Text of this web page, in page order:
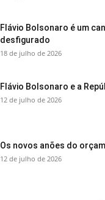
Flávio Bolsonaro é um
desfigurado
18 de julho de 2026
Flávio Bolsonaro e a
12 de julho de 2026
Os novos anões do
12 de julho de 2026